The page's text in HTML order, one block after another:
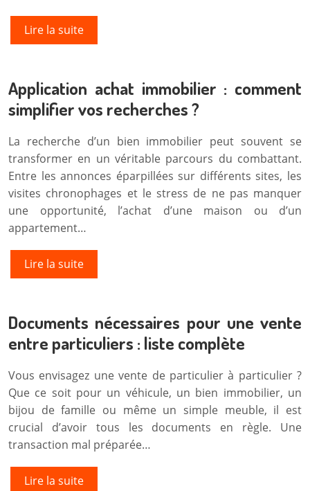
Lire la suite
Application achat immobilier : comment
simplifier vos recherches ?
La recherche d’un bien immobilier peut souvent se
transformer en un véritable parcours du combattant.
Entre les annonces éparpillées sur différents sites, les
visites chronophages et le stress de ne pas manquer
une opportunité, l’achat d’une maison ou d’un
appartement…
Lire la suite
Documents nécessaires pour une vente
entre particuliers : liste complète
Vous envisagez une vente de particulier à particulier ?
Que ce soit pour un véhicule, un bien immobilier, un
bijou de famille ou même un simple meuble, il est
crucial d’avoir tous les documents en règle. Une
transaction mal préparée…
Lire la suite